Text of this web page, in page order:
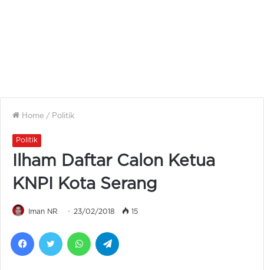
Home / Politik
Politik
Ilham Daftar Calon Ketua
KNPI Kota Serang
Iman NR 23/02/2018 15
FacebookTwitter WhatsApp